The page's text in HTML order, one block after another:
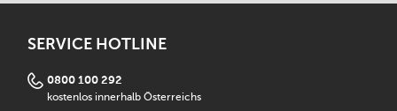
SERVICE HOTLINE
0800 100 292
kostenlos innerhalb Österreichs